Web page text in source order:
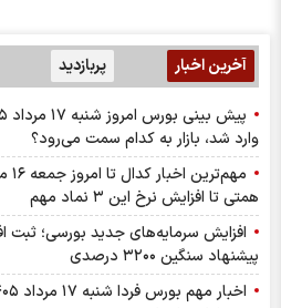
آخرین اخبار پربازدید
وارد شد، بازار به کدام سمت می‌رود؟
همتی تا افزایش نرخ این ۳ نماد مهم
پیشنهاد‌ سنگین ۳۲۰۰ درصدی